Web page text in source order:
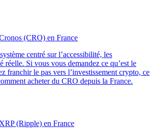
(CRO) en France
centré sur l’accessibilité, les
réelle. Si vous vous demandez ce qu’est le
franchir le pas vers l’investissement crypto, ce
acheter du CRO depuis la France.
(Ripple) en France